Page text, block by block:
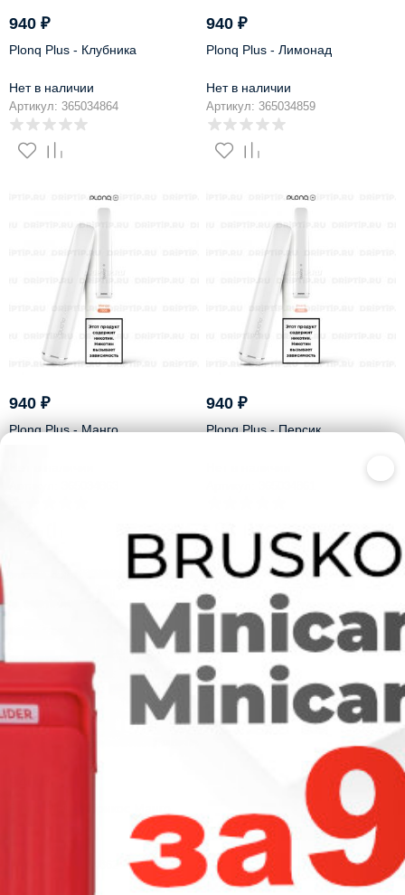
940 ₽
Plonq Plus - Клубника
Нет в наличии
Артикул: 365034864
940₽
Plonq Plus - Лимонад
Нет в наличии
Артикул: 365034859
940 ₽
Plonq Plus - Манго
940₽
Plonq Plus - Персик